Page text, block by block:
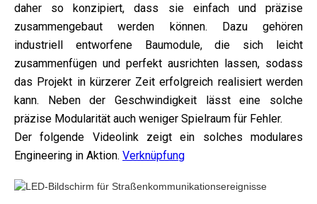
daher so konzipiert, dass sie einfach und präzise
zusammengebaut werden können. Dazu gehören
industriell entworfene Baumodule, die sich leicht
zusammenfügen und perfekt ausrichten lassen, sodass
das Projekt in kürzerer Zeit erfolgreich realisiert werden
kann. Neben der Geschwindigkeit lässt eine solche
präzise Modularität auch weniger Spielraum für Fehler.
Der folgende Videolink zeigt ein solches modulares
Engineering in Aktion. Verknüpfung